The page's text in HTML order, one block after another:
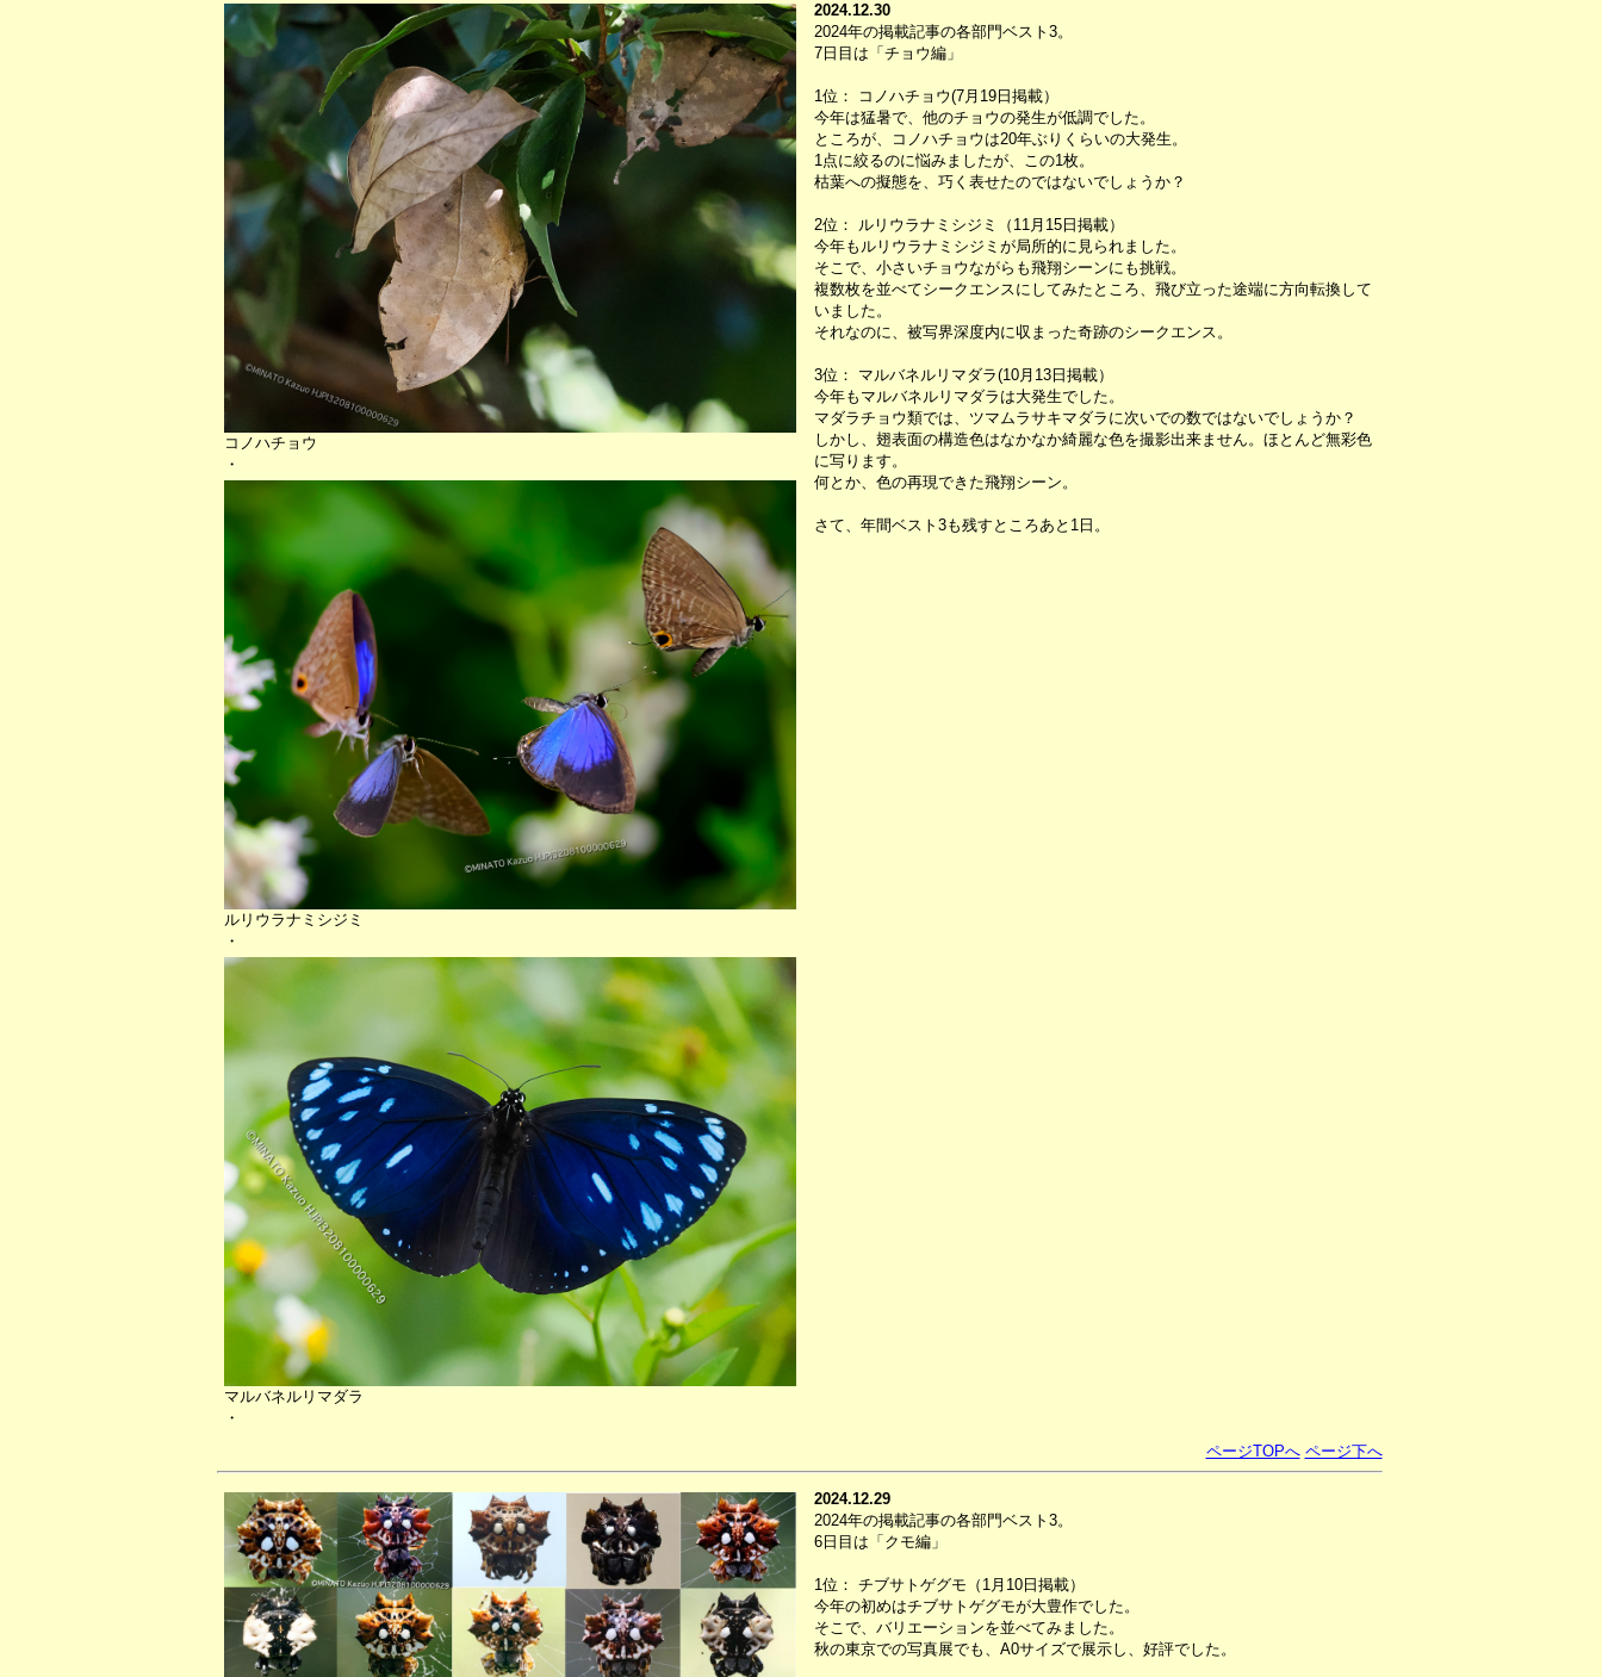
コノハチョウ
・
ルリウラナミシジミ
・
マルバネルリマダラ
・
2024.12.30
2024年の掲載記事の各部門ベスト3。
7日目は「チョウ編」
1位： コノハチョウ(7月19日掲載）
今年は猛暑で、他のチョウの発生が低調でした。
ところが、コノハチョウは20年ぶりくらいの大発生。
1点に絞るのに悩みましたが、この1枚。
枯葉への擬態を、巧く表せたのではないでしょうか？
2位： ルリウラナミシジミ（11月15日掲載）
今年もルリウラナミシジミが局所的に見られました。
そこで、小さいチョウながらも飛翔シーンにも挑戦。
複数枚を並べてシークエンスにしてみたところ、飛び立った途端に方向転換して
いました。
それなのに、被写界深度内に収まった奇跡のシークエンス。
3位： マルバネルリマダラ(10月13日掲載）
今年もマルバネルリマダラは大発生でした。
マダラチョウ類では、ツマムラサキマダラに次いでの数ではないでしょうか？
しかし、翅表面の構造色はなかなか綺麗な色を撮影出来ません。ほとんど無彩色
に写ります。
何とか、色の再現できた飛翔シーン。
さて、年間ベスト3も残すところあと1日。
ページTOPへ ページ下へ
2024.12.29
2024年の掲載記事の各部門ベスト3。
6日目は「クモ編」
1位： チブサトゲグモ（1月10日掲載）
今年の初めはチブサトゲグモが大豊作でした。
そこで、バリエーションを並べてみました。
秋の東京での写真展でも、A0サイズで展示し、好評でした。